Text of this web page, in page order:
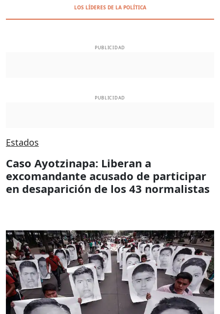
LOS LÍDERES DE LA POLÍTICA
PUBLICIDAD
PUBLICIDAD
Estados
Caso Ayotzinapa: Liberan a
excomandante acusado de participar
en desaparición de los 43 normalistas